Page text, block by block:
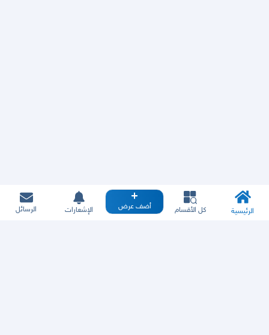
الرئيسية كل الأقسام أضف عرض الإشعارات الرسائل